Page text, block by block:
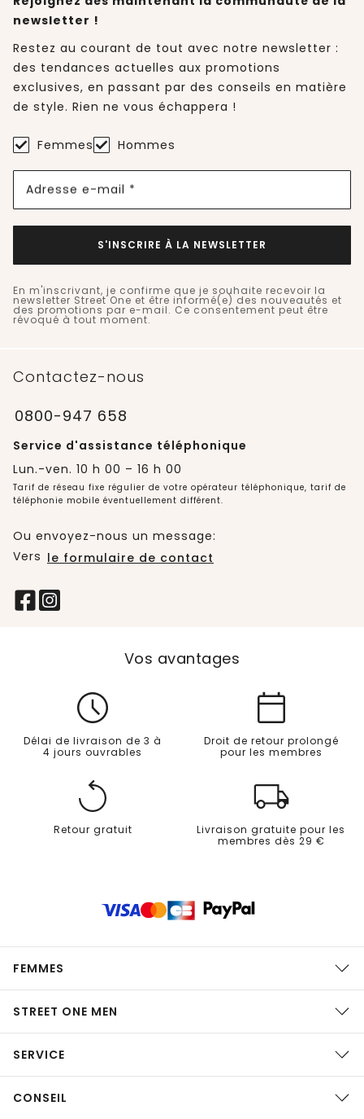
newsletter !
Restez au courant de tout avec notre newsletter :
des tendances actuelles aux promotions
exclusives, en passant par des conseils en matière
de style. Rien ne vous échappera !
Femmes Hommes
Adresse e-mail *
S'INSCRIRE À LA NEWSLETTER
En m'inscrivant, je confirme que je souhaite recevoir la
newsletter Street One et être informé(e) des nouveautés et
des promotions par e-mail. Ce consentement peut être
révoqué à tout moment.
Contactez-nous
0800-947 658
Service d'assistance téléphonique
Lun.-ven. 10 h 00 – 16 h 00
Tarif de réseau fixe régulier de votre opérateur téléphonique, tarif de
téléphonie mobile éventuellement différent.
Ou envoyez-nous un message:
Vers le formulaire de contact
Vos avantages
Délai de livraison de 3 à
4 jours ouvrables
Droit de retour prolongé
pour les membres
Retour gratuit
Livraison gratuite pour les
membres dès 29 €
FEMMES
STREET ONE MEN
SERVICE
CONSEIL